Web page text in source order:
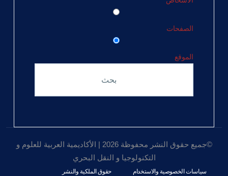
الصفحات
الموقع
©جميع حقوق النشر محفوظة 2026 | الأكاديمية العربية للعلوم و
التكنولوجيا و النقل البحري
سياسات الخصوصية والاستخدام حقوق الملكية والنشر